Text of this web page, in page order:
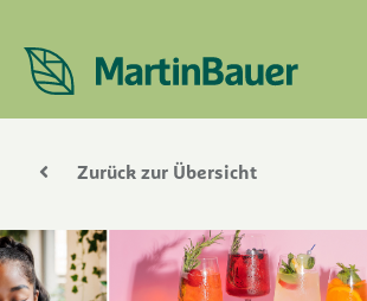
Zurück zur Übersicht